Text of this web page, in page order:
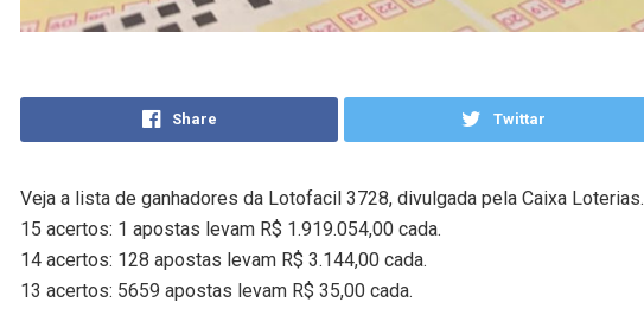
Share Twittar
Veja a lista de ganhadores da Lotofacil 3728, divulgada pela Caixa Loterias.
15 acertos: 1 apostas levam R$ 1.919.054,00 cada.
14 acertos: 128 apostas levam R$ 3.144,00 cada.
13 acertos: 5659 apostas levam R$ 35,00 cada.